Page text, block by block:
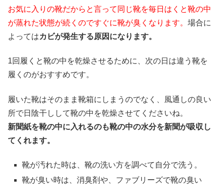
お気に入りの靴だからと言って同じ靴を毎日はくと靴の中
が蒸れた状態が続くのですぐに靴が臭くなります。 場合に
よってはカビが発生する原因になります。
1回履くと靴の中を乾燥させるために、次の日は違う靴を
履くのがおすすめです。
履いた靴はそのまま靴箱にしまうのでなく、風通しの良い
所で日陰干しして靴の中を乾燥させてくださいね。
新聞紙を靴の中に入れるのも靴の中の水分を新聞が吸収し
てくれます。
靴が汚れた時は、靴の洗い方を調べて自分で洗う。
靴が臭い時は、消臭剤や、ファブリーズで靴の臭い